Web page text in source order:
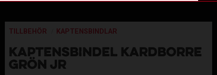
TILLBEHÖR KAPTENSBINDLAR
KAPTENSBINDEL KARDBORRE
GRÖN JR